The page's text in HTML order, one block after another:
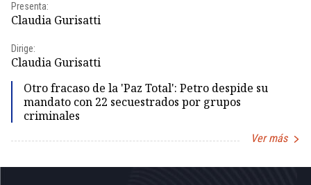
Presenta:
Claudia Gurisatti
Dirige:
Claudia Gurisatti
Otro fracaso de la 'Paz Total': Petro despide su
mandato con 22 secuestrados por grupos
criminales
Ver más
1